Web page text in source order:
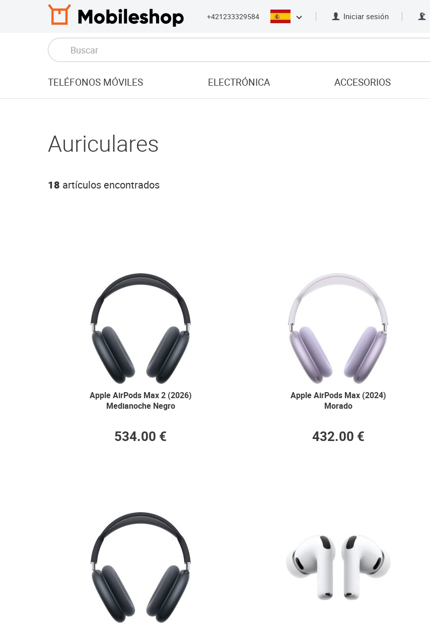
+421233329584 Iniciar sesión
TELÉFONOS MÓVILES ELECTRÓNICA ACCESORIOS
Auriculares
18 artículos encontrados
Apple AirPods Max 2 (2026)
Medianoche Negro
534.00 €
Apple AirPods Max (2024)
Morado
432.00 €